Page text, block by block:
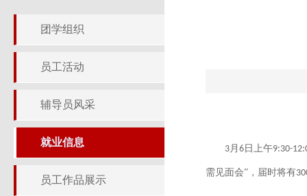
团学组织
员工活动
辅导员风采
就业信息
员工作品展示
3 月 6日上午9:30-
需见面会”，届时将有